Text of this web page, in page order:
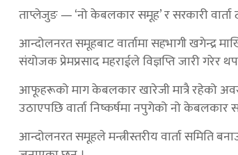
ताप्लेजुङ — ‘नो केबलकार समूह’ र सरकारी वार्ता
आन्दोलनरत समूहबाट वार्तामा सहभागी खगेन्द्र
संयोजक प्रेमप्रसाद महराईले विज्ञप्ति जारी गरेर
आफूहरूको माग केबलकार खारेजी मात्रै रहेको
उठाएपछि वार्ता निष्कर्षमा नपुगेको नो
आन्दोलनरत समूहले मन्त्रीस्तरीय वार्ता समिति